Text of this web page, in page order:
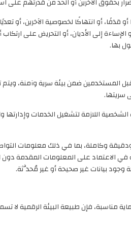
أو انتهاكًا لخصوصية الآخرين، أو
إلى الأديان، أو التحريض على
بها.
المستخدمين ضمن بيئة سرية وآمنة، ويتم
سريتها.
اللازمة لتشغيل الخدمات
وكاملة، بما في ذلك معلومات
الاعتماد على المعلومات المقدمة دون
وجود بيانات غير صحيحة أو غير مُحدَّثة.
مناسبة، فإن طبيعة البيئة الرقمية لا